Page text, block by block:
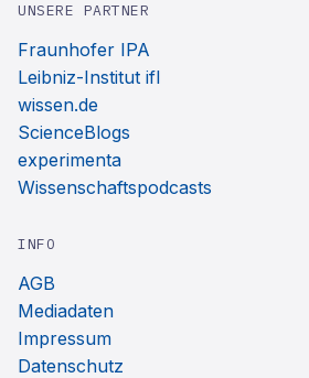
UNSERE PARTNER
Fraunhofer IPA
Leibniz-Institut ifl
wissen.de
ScienceBlogs
experimenta
Wissenschaftspodcasts
INFO
AGB
Mediadaten
Impressum
Datenschutz